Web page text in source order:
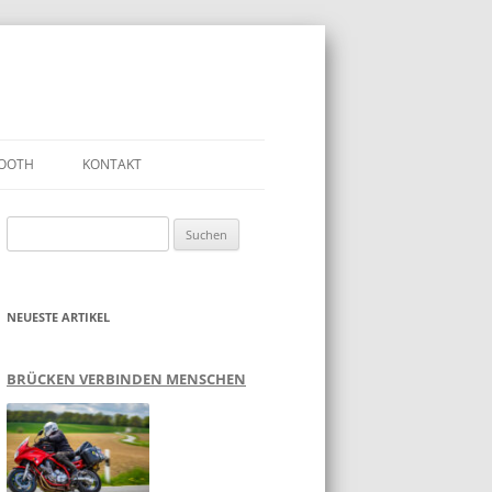
KONTAKT
nach:
NEUESTE ARTIKEL
BRÜCKEN VERBINDEN MENSCHEN